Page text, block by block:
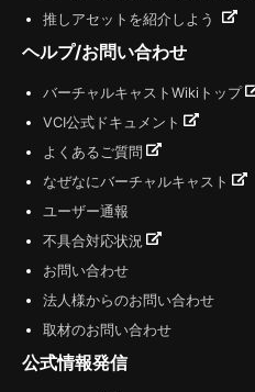
推しアセットを紹介しよう
ヘルプ/お問い合わせ
バーチャルキャストWikiトップ
VCI公式ドキュメント
よくあるご質問
なぜなにバーチャルキャスト
ユーザー通報
不具合対応状況
お問い合わせ
法人様からのお問い合わせ
取材のお問い合わせ
公式情報発信